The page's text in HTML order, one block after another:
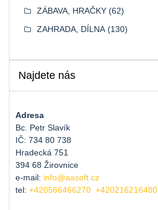
ZÁBAVA, HRAČKY (62)
ZAHRADA, DÍLNA (130)
Najdete nás
Adresa
Bc. Petr Slavík
IČ: 734 80 738
Hradecká 751
394 68 Žirovnice
e-mail: info@aasoft.cz
tel: +420566466270 +420216216480